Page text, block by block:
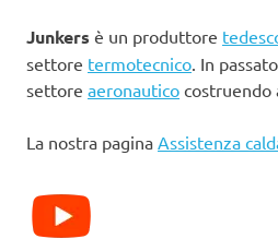
Junkers è un produttore
settore termotecnico . In
settore aeronautico costruendo
La nostra pagina Assistenza